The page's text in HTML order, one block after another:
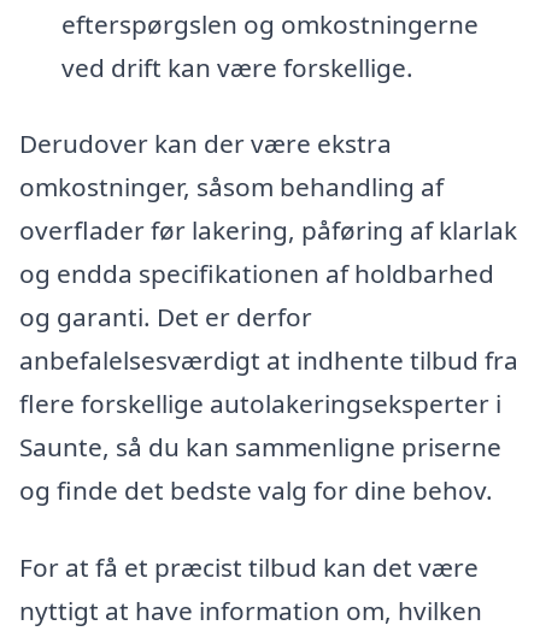
efterspørgslen og omkostningerne
ved drift kan være forskellige.
Derudover kan der være ekstra
omkostninger, såsom behandling af
overflader før lakering, påføring af klarlak
og endda specifikationen af holdbarhed
og garanti. Det er derfor
anbefalelsesværdigt at indhente tilbud fra
flere forskellige autolakeringseksperter i
Saunte, så du kan sammenligne priserne
og finde det bedste valg for dine behov.
For at få et præcist tilbud kan det være
nyttigt at have information om, hvilken